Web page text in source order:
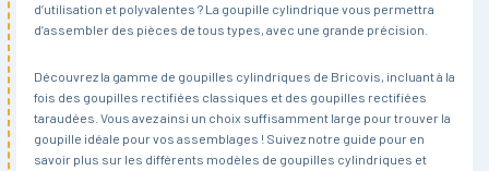
d’utilisation et polyvalentes ? La goupille cylindrique vous permettra
d’assembler des pièces de tous types, avec une grande précision.
Découvrez la gamme de goupilles cylindriques de Bricovis, incluant à la
fois des goupilles rectifiées classiques et des goupilles rectifiées
taraudées. Vous avez ainsi un choix suffisamment large pour trouver la
goupille idéale pour vos assemblages ! Suivez notre guide pour en
savoir plus sur les différents modèles de goupilles cylindriques et